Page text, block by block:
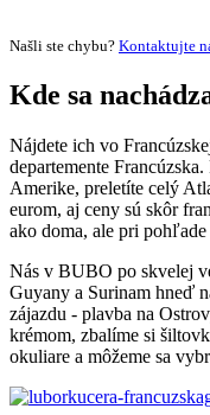
Našli ste chybu? Kontaktujte
Kde sa
Nájdete ich vo
departemente
Amerike, preletíte celý
eurom, aj ceny sú skôr
ako doma, ale pri
Nás v BUBO po skvelej
Guyany a Surinam hneď
zájazdu - plavba na
krémom, zbalíme si
okuliare a môžeme sa